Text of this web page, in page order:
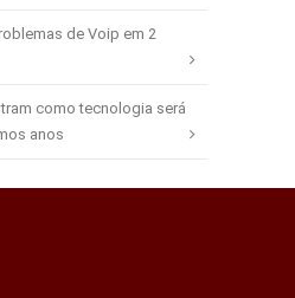
de Voip em 2
como tecnologia será
anos